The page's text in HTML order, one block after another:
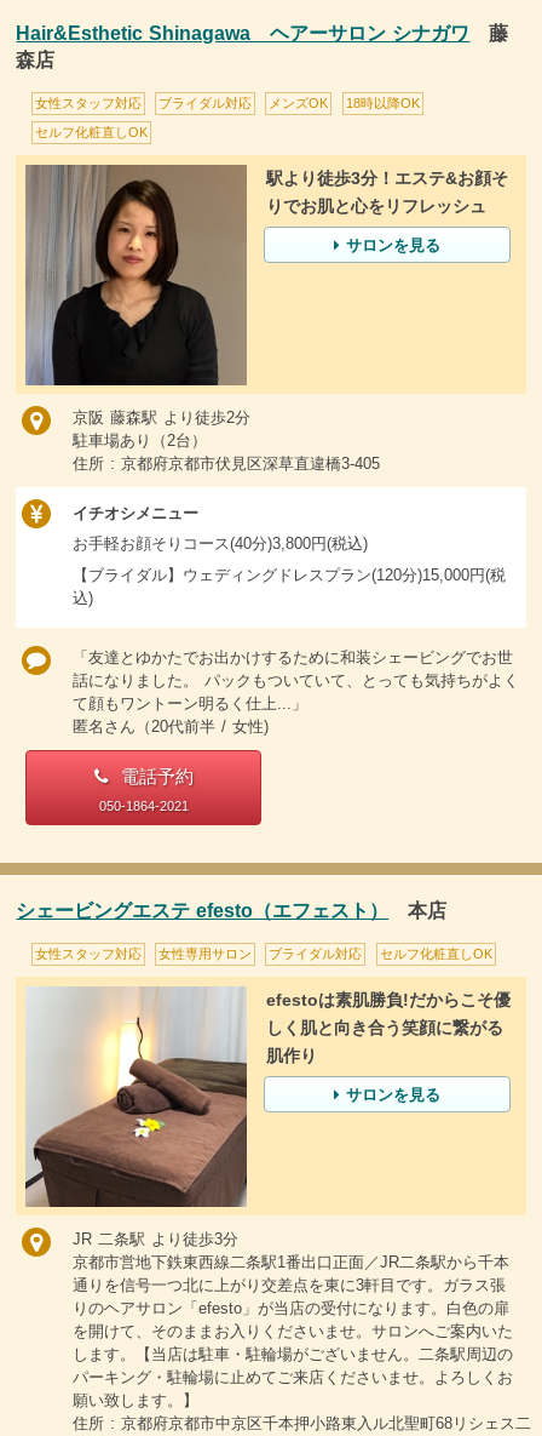
Hair&Esthetic Shinagawa ヘアーサロン シナガワ 藤
森店
女性スタッフ対応 ブライダル対応 メンズOK 18時以降OK
セルフ化粧直しOK
駅より徒歩3分！エステ&お顔そ
りでお肌と心をリフレッシュ
サロンを見る
京阪 藤森駅 より徒歩2分
駐車場あり（2台）
住所 : 京都府京都市伏見区深草直違橋3-405
イチオシメニュー
お手軽お顔そりコース(40分)3,800円(税込)
【ブライダル】ウェディングドレスプラン(120分)15,000円(税
込)
「友達とゆかたでお出かけするために和装シェービングでお世
話になりました。 パックもついていて、とっても気持ちがよく
て顔もワントーン明るく仕上...」
匿名さん（20代前半 / 女性)
電話予約
050-1864-2021
シェービングエステ efesto（エフェスト） 本店
女性スタッフ対応 女性専用サロン ブライダル対応 セルフ化粧直しOK
efestoは素肌勝負!だからこそ優
しく肌と向き合う笑顔に繋がる
肌作り
サロンを見る
JR 二条駅 より徒歩3分
京都市営地下鉄東西線二条駅1番出口正面／JR二条駅から千本
通りを信号一つ北に上がり交差点を東に3軒目です。ガラス張
りのヘアサロン「efesto」が当店の受付になります。白色の扉
を開けて、そのままお入りくださいませ。サロンへご案内いた
します。【当店は駐車・駐輪場がございません。二条駅周辺の
パーキング・駐輪場に止めてご来店くださいませ。よろしくお
願い致します。】
住所 : 京都府京都市中京区千本押小路東入ル北聖町68リシェス二